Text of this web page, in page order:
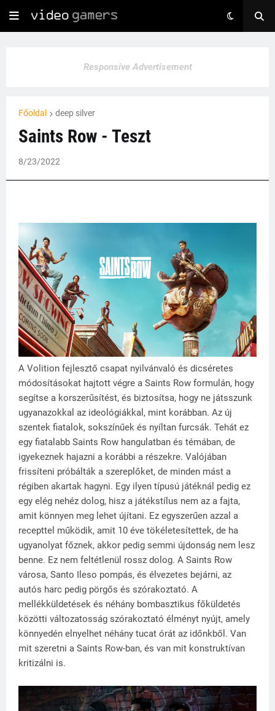
Responsive Advertisement
Főoldal deep silver
Saints Row - Teszt
8/23/2022
A Volition fejlesztő csapat nyilvánvaló és dicséretes
módosításokat hajtott végre a Saints Row formulán, hogy
segítse a korszerűsítést, és biztosítsa, hogy ne játsszunk
ugyanazokkal az ideológiákkal, mint korábban. Az új
szentek fiatalok, sokszínűek és nyíltan furcsák. Tehát ez
egy fiatalabb Saints Row hangulatban és témában, de
igyekeznek hajazni a korábbi a részekre. Valójában
frissíteni próbálták a szereplőket, de minden mást a
régiben akartak hagyni. Egy ilyen típusú játéknál pedig ez
egy elég nehéz dolog, hisz a játékstílus nem az a fajta,
amit könnyen meg lehet újítani. Ez egyszerűen azzal a
recepttel működik, amit 10 éve tökéletesítettek, de ha
ugyanolyat főznek, akkor pedig semmi újdonság nem lesz
benne. Ez nem feltétlenül rossz dolog. A Saints Row
városa, Santo Ileso pompás, és élvezetes bejárni, az
autós harc pedig pörgős és szórakoztató. A
mellékküldetések és néhány bombasztikus főküldetés
közötti változatosság szórakoztató élményt nyújt, amely
könnyedén elnyelhet néhány tucat órát az időnkből. Van
mit szeretni a Saints Row-ban, és van mit konstruktívan
kritizálni is.